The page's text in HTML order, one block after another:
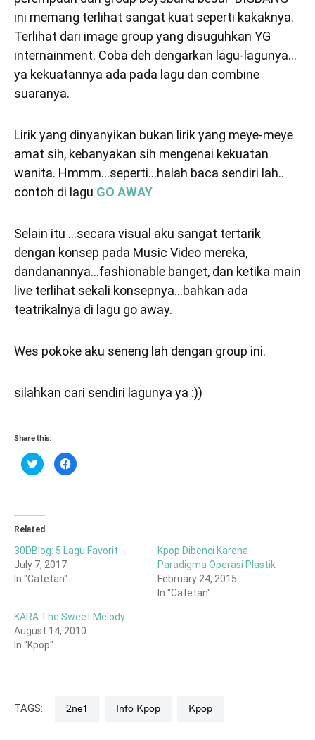
ini memang terlihat sangat kuat seperti kakaknya.
Terlihat dari image group yang disuguhkan YG
internainment. Coba deh dengarkan lagu-lagunya…
ya kekuatannya ada pada lagu dan combine
suaranya.
Lirik yang dinyanyikan bukan lirik yang meye-meye
amat sih, kebanyakan sih mengenai kekuatan
wanita. Hmmm…seperti…halah baca sendiri lah..
contoh di lagu GO AWAY
Selain itu …secara visual aku sangat tertarik
dengan konsep pada Music Video mereka,
dandanannya…fashionable banget, dan ketika main
live terlihat sekali konsepnya…bahkan ada
teatrikalnya di lagu go away.
Wes pokoke aku seneng lah dengan group ini.
silahkan cari sendiri lagunya ya :))
Share this:
Click
to
share
window)
Click
to
Related
30DBlog: 5 Lagu Favorit
July 7, 2017
In "Catetan"
Kpop Dibenci Karena
Paradigma Operasi Plastik
February 24, 2015
In "Catetan"
KARA The Sweet Melody
August 14, 2010
In "Kpop"
TAGS: 2ne1 Info Kpop Kpop